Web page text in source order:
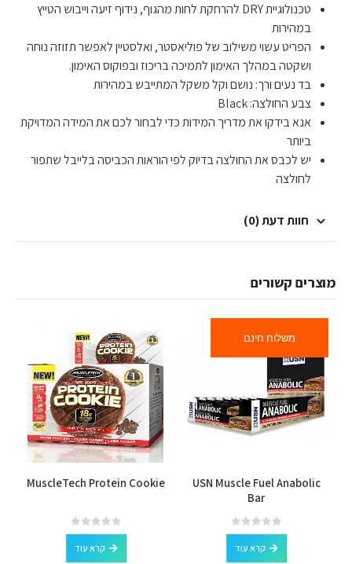
טכנולוגיית DRY להרחקת לחות מהגוף, נידוף זיעה וייבוש הטייץ
במהירות
הפריט עשוי משילוב של פוליאסטר, ואלסטיין לאפשר תזוזה נוחה
ושקטה במהלך האימון לתמיכה בריכוז ובפוקוס האימון.
בד נעים ורך: נושם וקל משקל המתייבש במהירות
צבע החולצה: Black
אנא בידקו את מדריך המידות כדי לבחור לכם את המידה המדויקת
ביותר
יש לכבס את החולצה בדיוק לפי הוראות הכביסה בלייבל שתפור
לחולצה
חוות דעת (0)
מוצרים קשורים
משלוח חינם
USN Muscle Fuel Anabolic
Bar
0
out of 5
קרא עוד
MuscleTech Protein Cookie
0
out of 5
קרא עוד